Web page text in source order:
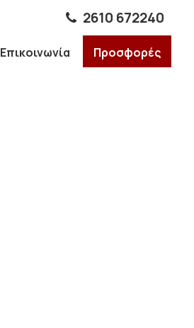
2610 672240
Επικοινωνία Προσφορές